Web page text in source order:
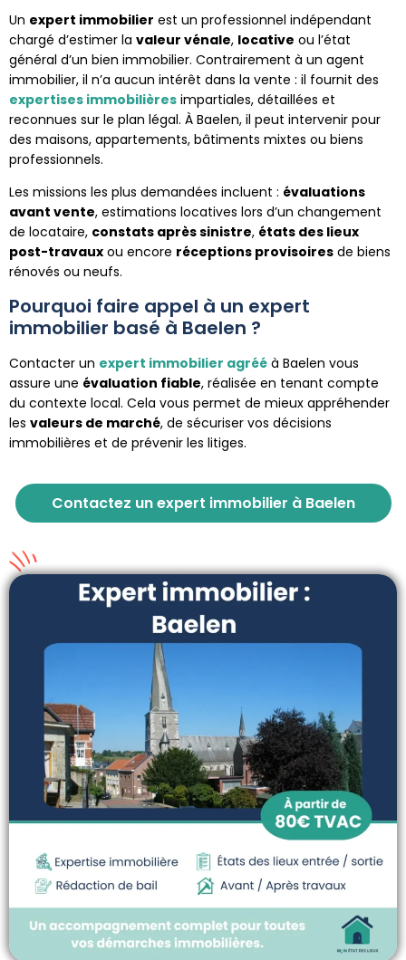
Un expert immobilier est un professionnel indépendant
chargé d’estimer la valeur vénale, locative ou l’état
général d’un bien immobilier. Contrairement à un agent
immobilier, il n’a aucun intérêt dans la vente : il fournit des
expertises immobilières impartiales, détaillées et
reconnues sur le plan légal. À Baelen, il peut intervenir pour
des maisons, appartements, bâtiments mixtes ou biens
professionnels.
Les missions les plus demandées incluent : évaluations
avant vente, estimations locatives lors d’un changement
de locataire, constats après sinistre, états des lieux
post-travaux ou encore réceptions provisoires de biens
rénovés ou neufs.
Pourquoi faire appel à un expert
immobilier basé à Baelen ?
Contacter un expert immobilier agréé à Baelen vous
assure une évaluation fiable, réalisée en tenant compte
du contexte local. Cela vous permet de mieux appréhender
les valeurs de marché, de sécuriser vos décisions
immobilières et de prévenir les litiges.
Contactez un expert immobilier à Baelen